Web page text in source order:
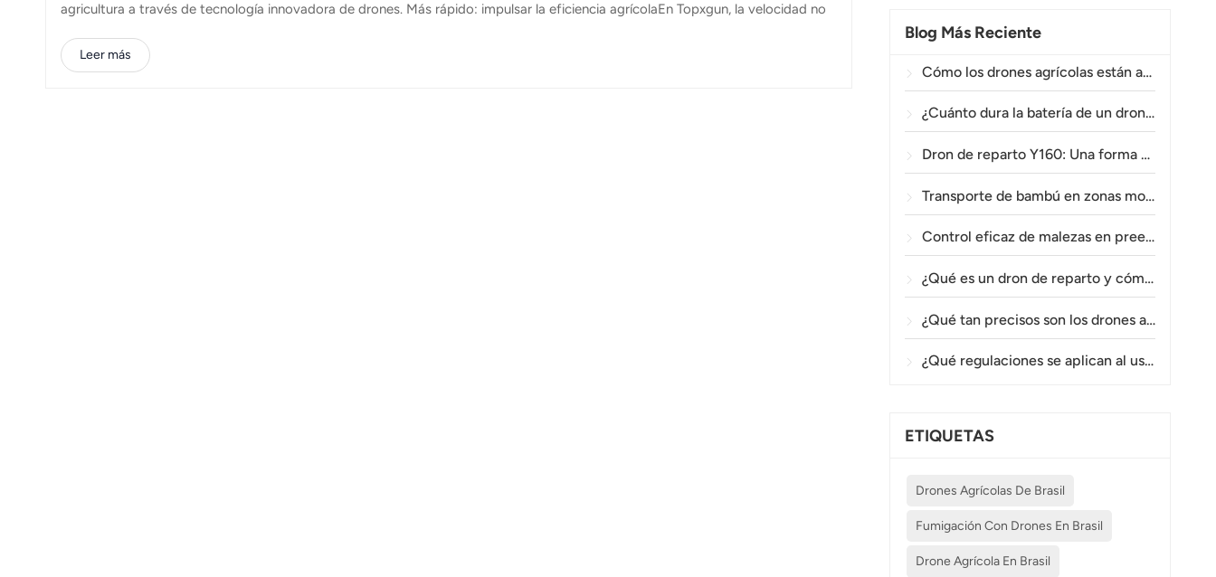
Blog Más Reciente
Cómo los drones agrícolas están ayudando a los agricultores brasileños a mejorar las operaciones de fumigación de cultivos.
¿Cuánto dura la batería de un dron agrícola?
Dron de reparto Y160: Una forma más segura y eficiente de transportar materiales para torres eléctricas en terrenos montañosos.
Transporte de bambú en zonas montañosas: Cómo el TOPXGUN Y160 abre una nueva ruta desde el bosque hasta el punto de recogida.
Control eficaz de malezas en preemergencia en trigo con el dron agrícola A80.
¿Qué es un dron de reparto y cómo funciona la entrega mediante drones?
¿Qué tan precisos son los drones agrícolas en la pulverización y el monitoreo de cultivos?
¿Qué regulaciones se aplican al uso de drones agrícolas en diferentes países?
ETIQUETAS
Drones Agrícolas De Brasil
Fumigación Con Drones En Brasil
Drone Agrícola En Brasil
agricultura a través de tecnología innovadora de drones. Más rápido: impulsar la eficiencia agrícolaEn Topxgun, la velocidad no
eficientes. Nuestro Dron agrícola FP600 está diseñado para reducir significativamente el tiempo necesario para tareas
esenciales como la fumigación de pesticidas y el seguimiento de cultivos. Este aumento en la velocidad operativa se traduce
Leer más